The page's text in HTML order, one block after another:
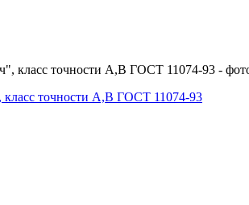
точности А,В ГОСТ 11074-93